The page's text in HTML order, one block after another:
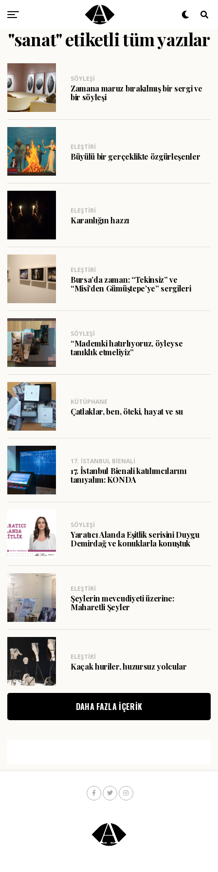
"sanat" etiketli tüm yazılar
SÖYLEŞI
Zamana maruz bırakılmış bir sergi ve
bir söyleşi
ELEŞTIRI
Büyülü bir gerçeklikte özgürleşenler
ELEŞTIRI
Karanlığın hazzı
ELEŞTIRI
Bursa’da zaman: “Tekinsiz” ve
“Misi’den Gümüştepe’ye” sergileri
SÖYLEŞI
“Mademki hatırlıyoruz, öyleyse
tanıklık etmeliyiz”
KÜTÜPHANE
Çatlaklar, ben, öteki, hayat ve su
17. İSTANBUL BIENALI
17. İstanbul Bienali katılımcılarını
tanıyalım: KONDA
SÖYLEŞI
Yaratıcı Alanda Eşitlik serisini Duygu
Demirdağ ve konuklarla konuştuk
ELEŞTIRI
Şeylerin mevcudiyeti üzerine:
Maharetli Şeyler
ELEŞTIRI
Kaçak huriler, huzursuz yolcular
DAHA FAZLA IÇERIK